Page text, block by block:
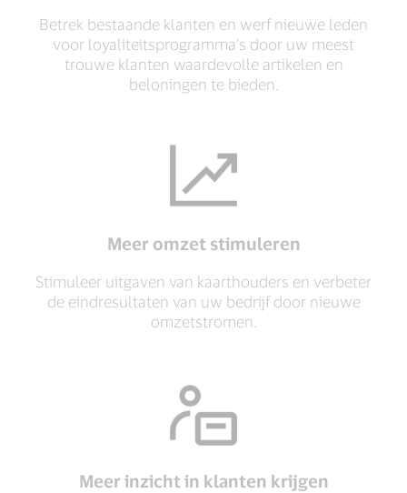
Betrek bestaande klanten en werf nieuwe leden
voor loyaliteitsprogramma's door uw meest
trouwe klanten waardevolle artikelen en
beloningen te bieden.
Meer omzet stimuleren
Stimuleer uitgaven van kaarthouders en verbeter
de eindresultaten van uw bedrijf door nieuwe
omzetstromen.
Meer inzicht in klanten krijgen